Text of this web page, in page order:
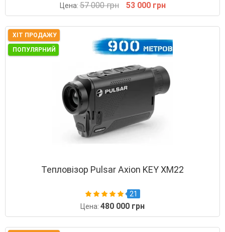
Цена:57 000 грн 53 000 грн
ХІТ ПРОДАЖУ
ПОПУЛЯРНИЙ
Тепловізор Pulsar Axion KEY XM22
21
Цена: 480 000 грн